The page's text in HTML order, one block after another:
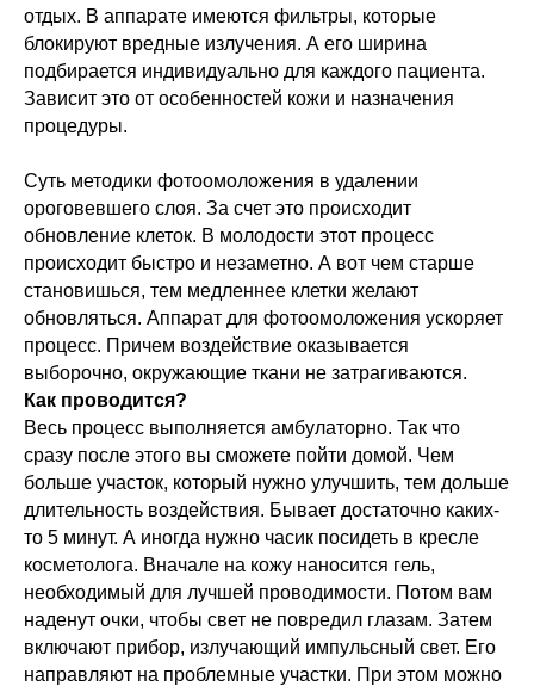
отдых. В аппарате имеются фильтры, которые
блокируют вредные излучения. А его ширина
подбирается индивидуально для каждого пациента.
Зависит это от особенностей кожи и назначения
процедуры.
Суть методики фотоомоложения в удалении
ороговевшего слоя. За счет это происходит
обновление клеток. В молодости этот процесс
происходит быстро и незаметно. А вот чем старше
становишься, тем медленнее клетки желают
обновляться. Аппарат для фотоомоложения ускоряет
процесс. Причем воздействие оказывается
выборочно, окружающие ткани не затрагиваются.
Как проводится?
Весь процесс выполняется амбулаторно. Так что
сразу после этого вы сможете пойти домой. Чем
больше участок, который нужно улучшить, тем дольше
длительность воздействия. Бывает достаточно каких-
то 5 минут. А иногда нужно часик посидеть в кресле
косметолога. Вначале на кожу наносится гель,
необходимый для лучшей проводимости. Потом вам
наденут очки, чтобы свет не повредил глазам. Затем
включают прибор, излучающий импульсный свет. Его
направляют на проблемные участки. При этом можно